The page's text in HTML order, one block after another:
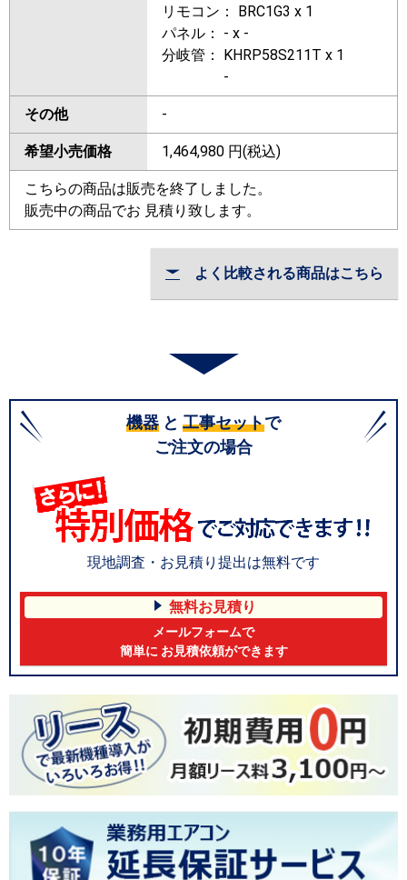
リモコン： BRC1G3 x 1
パネル： - x -
分岐管： KHRP58S211T x 1
-
その他 -
希望小売価格 1,464,980 円(税込)
こちらの商品は販売を終了しました。
販売中の商品でお 見積り致します。
よく比較される商品はこちら
機器 と 工事セットで
ご注文の場合
現地調査・お見積り提出は無料です
無料お見積り
メールフォームで
簡単に お見積依頼ができます